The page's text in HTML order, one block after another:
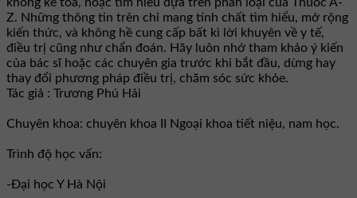
không kê toa, hoặc tìm hiểu dựa trên phân loại của Thuốc A-
Z. Những thông tin trên chỉ mang tính chất tìm hiểu, mở rộng
kiến thức, và không hề cung cấp bất kì lời khuyên về y tế,
điều trị cũng như chẩn đoán. Hãy luôn nhớ tham khảo ý kiến
của bác sĩ hoặc các chuyên gia trước khi bắt đầu, dừng hay
thay đổi phương pháp điều trị, chăm sóc sức khỏe.
Tác giả : Trương Phú Hải
Chuyên khoa: chuyên khoa II Ngoại khoa tiết niệu, nam học.
Trình độ học vấn:
-Đại học Y Hà Nội